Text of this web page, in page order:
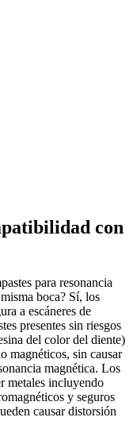
con
para resonancia
boca? Sí, los
a escáneres de
presentes sin riesgos
del color del diente)
magnéticos, sin causar
magnética. Los
metales incluyendo
y seguros
causar distorsión